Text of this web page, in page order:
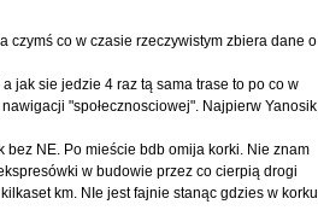
czymś co w czasie rzeczywistym zbiera dane o
jak sie jedzie 4 raz tą sama trase to po co w
"społecznosciowej". Najpierw Yanosik
NE. Po mieście bdb omija korki. Nie znam
w budowie przez co cierpią drogi
km. NIe jest fajnie stanąc gdzies w korku